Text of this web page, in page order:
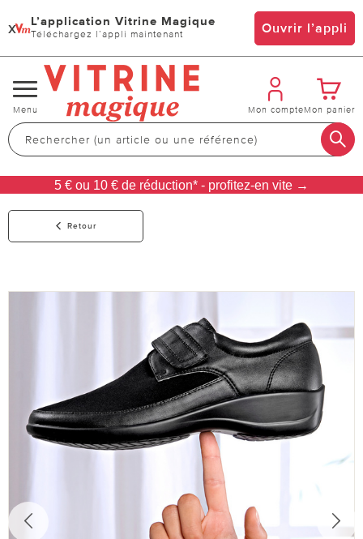
x L’application Vitrine Magique
Téléchargez l’appli maintenant Ouvrir l’appli
Changer
de
navigation
Menu Mon compteMon panier
5 € ou 10 € de réduction* - profitez-en vite →
Retour